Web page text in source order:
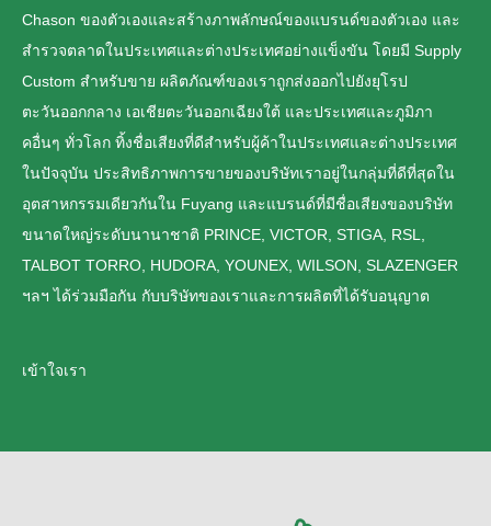
Chason ของตัวเองและสร้างภาพลักษณ์ของแบรนด์ของตัวเอง และ
สำรวจตลาดในประเทศและต่างประเทศอย่างแข็งขัน โดยมี Supply
Custom สำหรับขาย ผลิตภัณฑ์ของเราถูกส่งออกไปยังยุโรป
ตะวันออกกลาง เอเชียตะวันออกเฉียงใต้ และประเทศและภูมิภา
คอื่นๆ ทั่วโลก ทิ้งชื่อเสียงที่ดีสำหรับผู้ค้าในประเทศและต่างประเทศ
ในปัจจุบัน ประสิทธิภาพการขายของบริษัทเราอยู่ในกลุ่มที่ดีที่สุดใน
อุตสาหกรรมเดียวกันใน Fuyang และแบรนด์ที่มีชื่อเสียงของบริษัท
ขนาดใหญ่ระดับนานาชาติ PRINCE, VICTOR, STIGA, RSL,
TALBOT TORRO, HUDORA, YOUNEX, WILSON, SLAZENGER
ฯลฯ ได้ร่วมมือกัน กับบริษัทของเราและการผลิตที่ได้รับอนุญาต
เข้าใจเรา